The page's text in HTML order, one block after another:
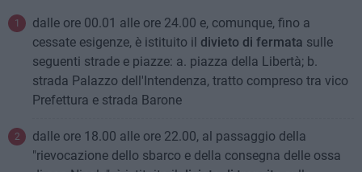
dalle ore 00.01 alle ore 24.00 e, comunque, fino a
cessate esigenze, è istituito il divieto di fermata sulle
seguenti strade e piazze: a. piazza della Libertà; b.
strada Palazzo dell'Intendenza, tratto compreso tra vico
Prefettura e strada Barone
dalle ore 18.00 alle ore 22.00, al passaggio della
"rievocazione dello sbarco e della consegna delle ossa